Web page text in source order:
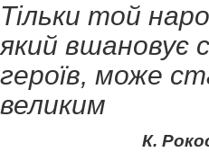
Тільки той
який вшановує
героїв, може
великим
К.